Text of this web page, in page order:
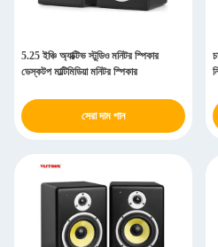
5.25 ইঞ্চি অ্যাক্টিভ স্টুডিও মনিটর স্পিকার
ডেস্কটপ মাল্টিমিডিয়া মনিটর স্পিকার
সেরা দাম পান